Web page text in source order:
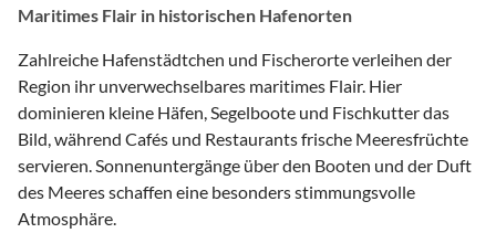
Maritimes Flair in historischen Hafenorten
Zahlreiche Hafenstädtchen und Fischerorte verleihen der
Region ihr unverwechselbares maritimes Flair. Hier
dominieren kleine Häfen, Segelboote und Fischkutter das
Bild, während Cafés und Restaurants frische Meeresfrüchte
servieren. Sonnenuntergänge über den Booten und der Duft
des Meeres schaffen eine besonders stimmungsvolle
Atmosphäre.